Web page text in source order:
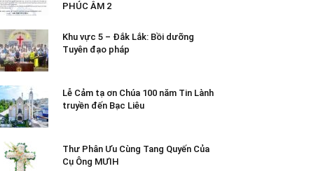
PHÚC ÂM 2
Khu vực 5 – Đắk Lắk: Bồi dưỡng
Tuyên đạo pháp
Lễ Cảm tạ ơn Chúa 100 năm Tin Lành
truyền đến Bạc Liêu
Thư Phân Ưu Cùng Tang Quyến Của
Cụ Ông MƯIH